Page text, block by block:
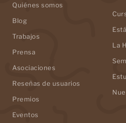
Quiénes somos
Blog
Trabajos
Prensa
Asociaciones
Reseñas de usuarios
Premios
Eventos
La